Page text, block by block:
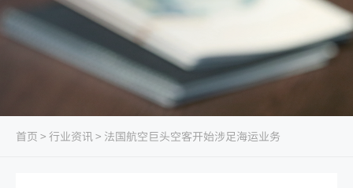
首页 > 行业资讯> 法国航空巨头空客开始涉足海运业务